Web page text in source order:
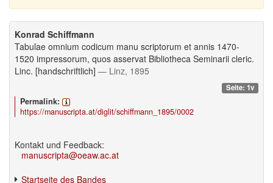
Konrad Schiffmann
Tabulae omnium codicum manu scriptorum et annis 1470-
1520 impressorum, quos asservat Bibliotheca Seminarii cleric.
Linc. [handschriftlich] — Linz, 1895
Seite: 1v
Permalink:
https://manuscripta.at/diglit/schiffmann_1895/0002
Kontakt und Feedback:
manuscripta@oeaw.ac.at
Startseite des Bandes